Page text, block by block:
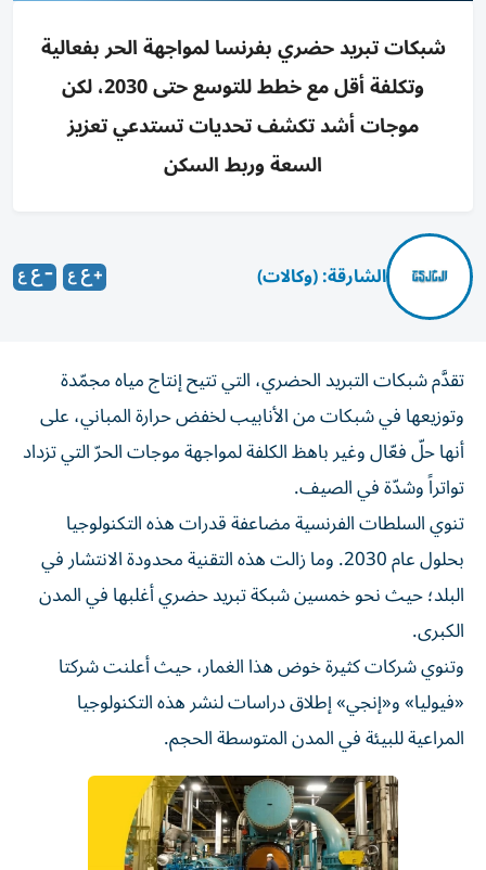
شبكات تبريد حضري بفرنسا لمواجهة الحر بفعالية
وتكلفة أقل مع خطط للتوسع حتى 2030، لكن
موجات أشد تكشف تحديات تستدعي تعزيز
السعة وربط السكن
الشارقة: (وكالات)
تقدَّم شبكات التبريد الحضري، التي تتيح إنتاج مياه مجمّدة
وتوزيعها في شبكات من الأنابيب لخفض حرارة المباني، على
أنها حلّ فعّال وغير باهظ الكلفة لمواجهة موجات الحرّ التي تزداد
تواتراً وشدّة في الصيف.
تنوي السلطات الفرنسية مضاعفة قدرات هذه التكنولوجيا
بحلول عام 2030. وما زالت هذه التقنية محدودة الانتشار في
البلد؛ حيث نحو خمسين شبكة تبريد حضري أغلبها في المدن
الكبرى.
وتنوي شركات كثيرة خوض هذا الغمار، حيث أعلنت شركتا
«فيوليا» و«إنجي» إطلاق دراسات لنشر هذه التكنولوجيا
المراعية للبيئة في المدن المتوسطة الحجم.